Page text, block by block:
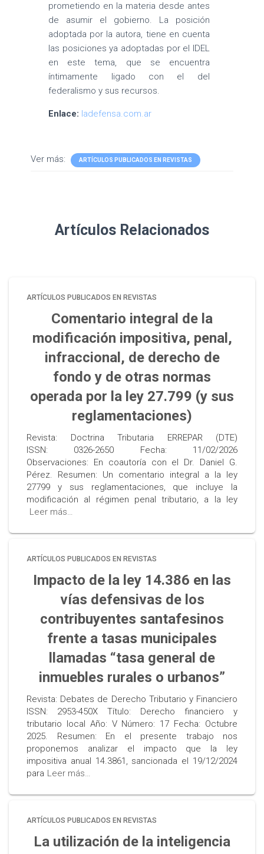
prometiendo en la materia desde antes
de asumir el gobierno. La posición
adoptada por la autora, tiene en cuenta
las posiciones ya adoptadas por el IDEL
en este tema, que se encuentra
íntimamente ligado con el del
federalismo y sus recursos.
Enlace: ladefensa.com.ar
Ver más: ARTÍCULOS PUBLICADOS EN REVISTAS
Artículos Relacionados
ARTÍCULOS PUBLICADOS EN REVISTAS
Comentario integral de la
modificación impositiva, penal,
infraccional, de derecho de
fondo y de otras normas
operada por la ley 27.799 (y sus
reglamentaciones)
Revista: Doctrina Tributaria ERREPAR (DTE)
ISSN: 0326-2650 Fecha: 11/02/2026
Observaciones: En coautoría con el Dr. Daniel G.
Pérez. Resumen: Un comentario integral a la ley
27799 y sus reglamentaciones, que incluye la
modificación al régimen penal tributario, a la ley
Leer más…
ARTÍCULOS PUBLICADOS EN REVISTAS
Impacto de la ley 14.386 en las
vías defensivas de los
contribuyentes santafesinos
frente a tasas municipales
llamadas “tasa general de
inmuebles rurales o urbanos”
Revista: Debates de Derecho Tributario y Financiero
ISSN: 2953-450X Título: Derecho financiero y
tributario local Año: V Número: 17 Fecha: Octubre
2025. Resumen: En el presente trabajo nos
proponemos analizar el impacto que la ley
impositiva anual 14.3861, sancionada el 19/12/2024
para Leer más…
ARTÍCULOS PUBLICADOS EN REVISTAS
La utilización de la inteligencia